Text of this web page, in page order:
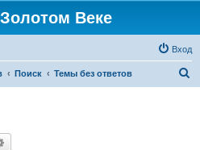
Веке
Вход
Поиск Темы без ответов